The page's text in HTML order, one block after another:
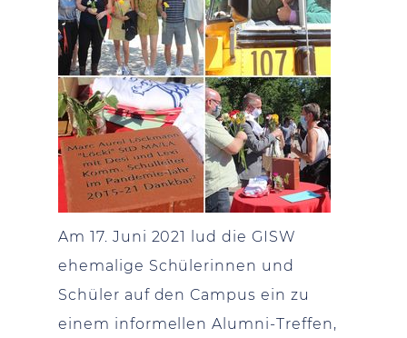
Am 17. Juni 2021 lud die GISW
ehemalige Schülerinnen und
Schüler auf den Campus ein zu
einem informellen Alumni-Treffen,